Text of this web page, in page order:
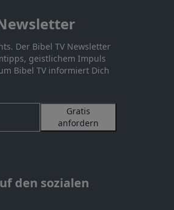
Der Bibel TV Newsletter
geistlichem Impuls
Bibel TV informiert Dich
Gratis
anfordern
den sozialen